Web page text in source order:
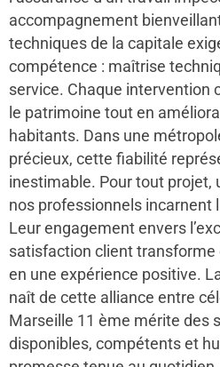
accompagnement
techniques de la capitale
compétence : maîtrise
service. Chaque intervention
le patrimoine tout en
habitants. Dans une
précieux, cette fiabilité
inestimable. Pour tout projet,
nos professionnels incarnent
Leur engagement envers
satisfaction client
en une expérience positive.
naît de cette alliance entre
Marseille 11 ème mérite des
disponibles, compétents et